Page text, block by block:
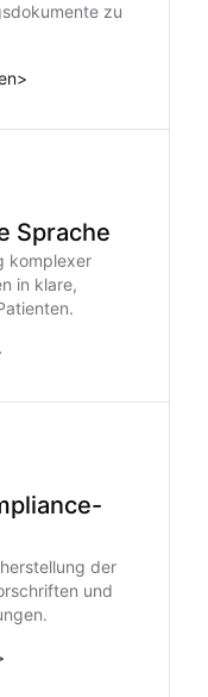
zu
>
Sprache
komplexer
in klare,
der
und